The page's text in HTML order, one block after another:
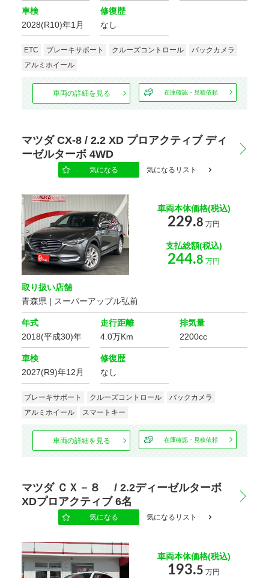
車検
2028(R10)年1月
修復歴
なし
ETC ブレーキサポート クルーズコントロール
バックカメラ
アルミホイール
車両の詳細を見る 在庫確認・見積依頼
マツダ CX-8 / 2.2 XD プロアクティブ ディ
ーゼルターボ 4WD
気になる 気になるリスト
車両本体価格(税込)
229.8 万円
支払総額(税込)
244.8 万円
取り扱い店舗
青森県 | スーパーアップル弘前
年式
2018(平成30)年
走行距離
4.0万Km
排気量
2200cc
車検
2027(R9)年12月
修復歴
なし
ブレーキサポート クルーズコントロール
バックカメラ
アルミホイール
スマートキー
車両の詳細を見る 在庫確認・見積依頼
マツダ ＣＸ－８ / 2.2ディーゼルターボ
XDプロアクティブ 6名
気になる 気になるリスト
車両本体価格(税込)
193.5 万円